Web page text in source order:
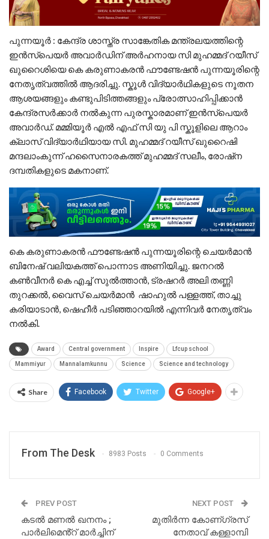
പുന്നയൂർ : കേന്ദ്ര ശാസ്ത്ര സാങ്കേതിക മന്ത്രലയത്തിന്റെ
ഇൻസ്‌പെയർ അവാർഡിന് അർഹനായ സി മുഹമ്മദ്‌ റയീസ്
ഖുറൈശിയെ കെ കരുണാകരൻ ഫൗണ്ടേഷൻ പുന്നയൂരിന്റെ
നേതൃത്വത്തിൽ ആദരിച്ചു. സ്കൂൾ വിദ്യാർഥികളുടെ നൂതന
ആശയങ്ങളും കണ്ടുപിടിത്തങ്ങളും പ്രോത്സാഹിപ്പിക്കാൻ
കേന്ദ്രസർക്കാർ നൽകുന്ന പുരസ്കാരമാണ് ഇൻസ്പെയർ
അവാർഡ്. മമ്മിയൂർ എൽ എഫ്‌ സി യു പി സ്കൂളിലെ ആറാം
ക്ലാസ് വിദ്യാർഥിയായ സി. മുഹമ്മദ് റയീസ് ഖുറൈഷി
മന്ദലാംകുന്ന് ഹസൈനാരകത്ത് മുഹമ്മദ് സലീം, രോഷ്‌ന
ദമ്പതികളുടെ മകനാണ്.
കെ കരുണാകരൻ ഫൗണ്ടേഷൻ പുന്നയൂരിന്റെ ചെയർമാൻ
ബിനേഷ് വലിയകത്ത് പൊന്നാട അണിയിച്ചു. ജനറൽ
കൺവീനർ കെ എച്ച് സുൽത്താൻ, ട്രഷറർ അലി തണ്ണി
തുറക്കൽ, വൈസ് ചെയർമാൻ ഷാഹുൽ പള്ളത്ത്, താച്ചു
കരിയാടാൻ, ഷെഹീർ പടിഞ്ഞാറയിൽ എന്നിവർ നേതൃത്വം
നൽകി.
Award Central government Inspire Lfcup school
Mammiyur Mannalamkunnu Science Science and technology
Share Facebook Twitter Google+
From The Desk 8983 Posts 0 Comments
PREV POST
കടൽ മണൽ ഖനനം ;
പാർലിമെൻ്റ് മാർച്ചിന്
NEXT POST
മുതിർന്ന കോണ്ഗ്രസ്
നേതാവ് കള്ളാമ്പി